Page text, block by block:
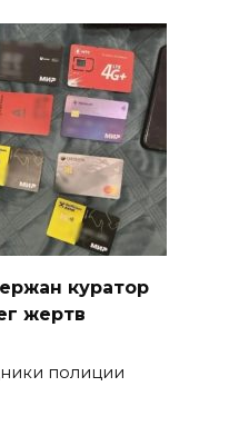
куратор
жертв
полиции